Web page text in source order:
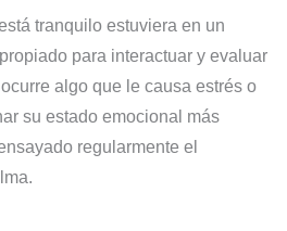
tranquilo estuviera en un
para interactuar y evaluar
algo que le causa estrés o
su estado emocional más
regularmente el